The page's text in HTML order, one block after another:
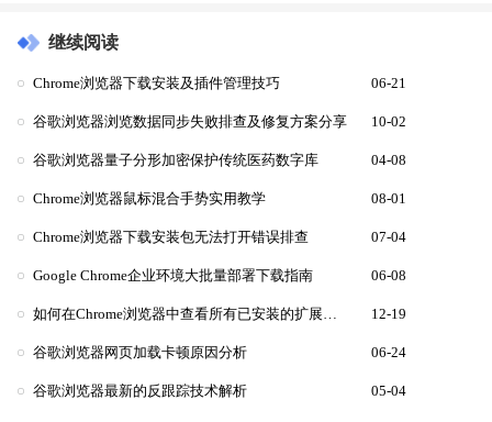
继续阅读
Chrome浏览器下载安装及插件管理技巧 06-21
谷歌浏览器浏览数据同步失败排查及修复方案分享 10-02
谷歌浏览器量子分形加密保护传统医药数字库 04-08
Chrome浏览器鼠标混合手势实用教学 08-01
Chrome浏览器下载安装包无法打开错误排查 07-04
Google Chrome企业环境大批量部署下载指南 06-08
如何在Chrome浏览器中查看所有已安装的扩展程序 12-19
谷歌浏览器网页加载卡顿原因分析 06-24
谷歌浏览器最新的反跟踪技术解析 05-04